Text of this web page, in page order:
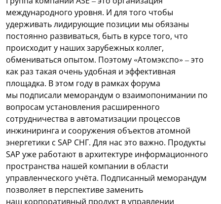
международного уровня. И для того чтобы
удерживать лидирующие позиции мы обязаны
постоянно развиваться, быть в курсе того, что
происходит у наших зарубежных коллег,
обмениваться опытом. Поэтому «Атомэкспо» – это
как раз такая очень удобная и эффективная
площадка. В этом году в рамках форума
мы подписали меморандум о взаимопонимании по
вопросам установления расширенного
сотрудничества в автоматизации процессов
инжиниринга и сооружения объектов атомной
энергетики с SAP СНГ. Для нас это важно. Продукты
SAP уже работают в архитектуре информационного
пространства нашей компании в области
управленческого учёта. Подписанный меморандум
позволяет в перспективе заменить
наш корпоративный продукт в управлении